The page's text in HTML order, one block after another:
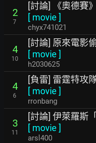
2
7
[討論] 《奧德賽
[ movie ]
chyx741021
4
10
[討論] 原來電影
[ movie ]
h2030625
4
6
[負雷] 雷霆特攻
[ movie ]
rronbang
3
11
[討論] 伊萊羅斯
[ movie ]
arsl400